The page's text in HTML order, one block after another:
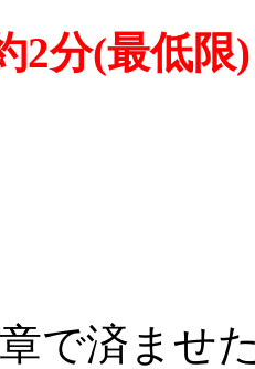
2分(最低限)
で済ませ